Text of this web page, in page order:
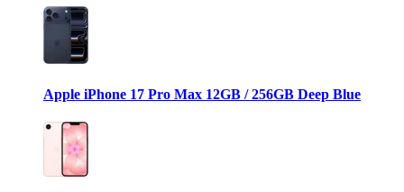
Apple iPhone 17 Pro Max 12GB / 256GB Deep Blue